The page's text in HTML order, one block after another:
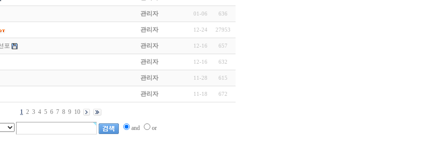
관리자 01-06 636
관리자 12-24 27953
포 관리자 12-16 657
관리자 12-16 632
관리자 11-28 615
관리자 11-18 672
1 2 3 4 5 6 7 8 9 10
and or